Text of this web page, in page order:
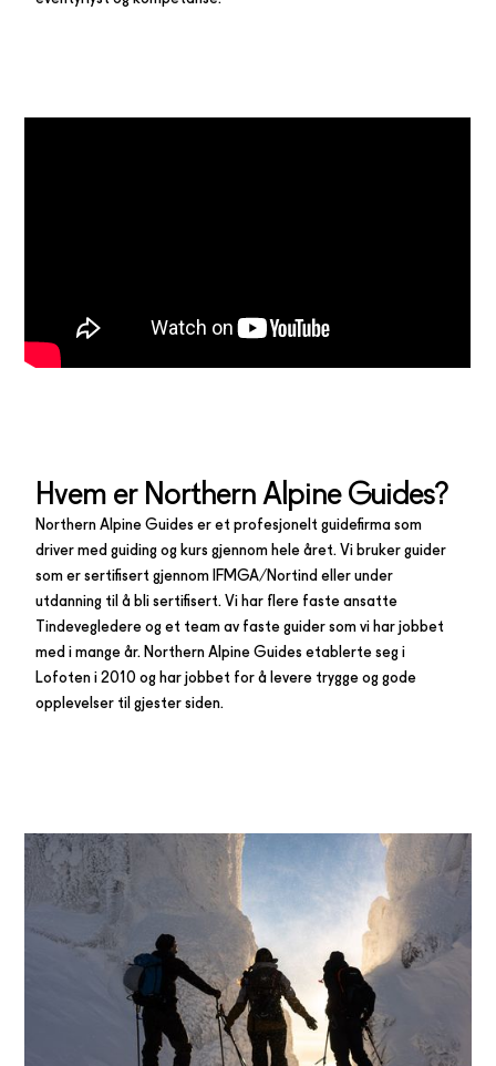
Hvem er Northern Alpine Guides?
Northern Alpine Guides er et profesjonelt guidefirma som
driver med guiding og kurs gjennom hele året. Vi bruker guider
som er sertifisert gjennom IFMGA/Nortind eller under
utdanning til å bli sertifisert. Vi har flere faste ansatte
Tindevegledere og et team av faste guider som vi har jobbet
med i mange år. Northern Alpine Guides etablerte seg i
Lofoten i 2010 og har jobbet for å levere trygge og gode
opplevelser til gjester siden.